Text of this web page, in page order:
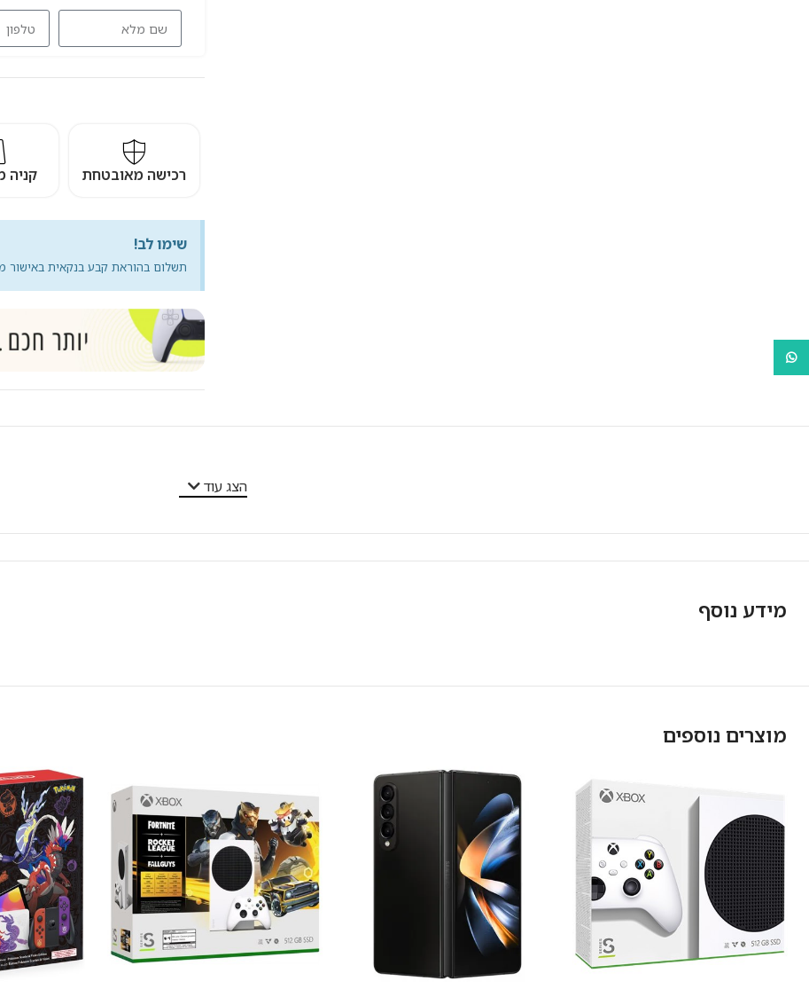
רכישה מאובטחת
שימו לב!
תשלום בהוראת קבע בנקאית באישור
הצג עוד
מידע נוסף
מוצרים נוספים